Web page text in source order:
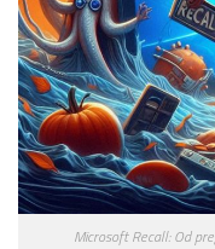
Microsoft Recall: Od